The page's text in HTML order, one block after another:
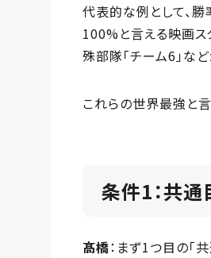
代表的な例として、
100%と言える映画ス
殊部隊「チーム6」な
これらの世界最強と
条件1：共通
髙橋：まず1つ目の「